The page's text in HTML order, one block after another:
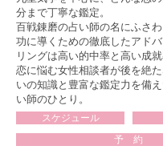
分まで丁寧な鑑定。
百戦錬磨の占い師の名にふさ
功に導くための徹底したアド
リングは高い的中率と高い成就
恋に悩む女性相談者が後を絶
いの知識と豊富な鑑定力を備
い師のひとり。
スケジュール
予 約